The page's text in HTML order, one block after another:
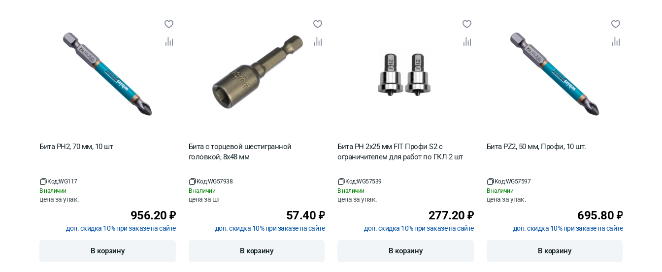
Бита PH2, 70 мм, 10 шт
Код:WG117
В наличии
цена заупак.
956.20 ₽
доп. скидка 10% при заказе на сайте
В корзину
Бита с торцевой шестигранной
головкой, 8x48 мм
Код:WG57938
В наличии
цена за шт
57.40 ₽
доп. скидка 10% при заказе на сайте
В корзину
Бита PH 2х25 мм FIT Профи S2 с
ограничителем для работ по ГКЛ 2 шт
Код:WG57539
В наличии
цена заупак.
277.20 ₽
доп. скидка 10% при заказе на сайте
В корзину
Бита PZ2, 50 мм, Профи, 10 шт.
Код:WG57597
В наличии
цена заупак.
695.80 ₽
доп. скидка 10% при заказе на сайте
В корзину